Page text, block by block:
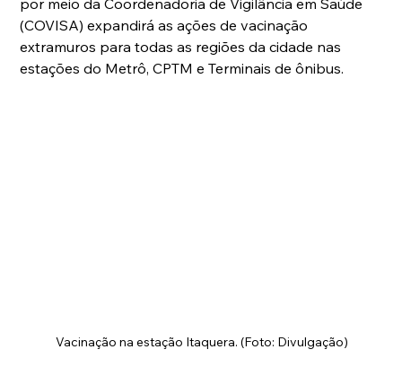
por meio da Coordenadoria de Vigilância em Saúde
(COVISA) expandirá as ações de vacinação
extramuros para todas as regiões da cidade nas
estações do Metrô, CPTM e Terminais de ônibus.
Vacinação na estação Itaquera. (Foto: Divulgação)